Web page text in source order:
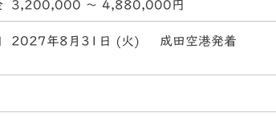
3,200,000 〜 4,880,000円
2027年8月31日 (火) 成田空港発着